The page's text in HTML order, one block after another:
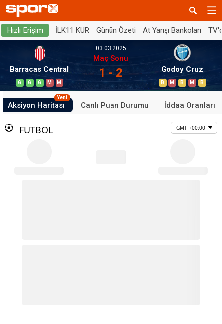
Hızlı Erişim İLK11 KUR Günün Özeti At Yarışı Bankoları
Barracas Central
G G G M M
03.03.2025
Maç Sonu
1 - 2 Godoy Cruz
B M B M B
Aksiyon Haritası
Yeni
Canlı Puan Durumu İddaa Oranları
FUTBOL GMT +00:00